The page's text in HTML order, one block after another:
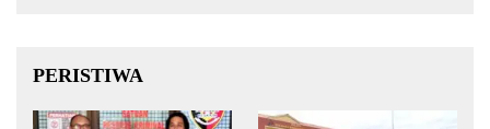
PERISTIWA